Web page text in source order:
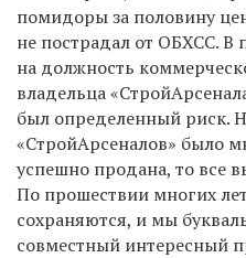
помидоры за половину
не пострадал от ОБХСС. В
на должность
владельца
был определенный риск.
«СтройАрсеналов» было
успешно продана, то все
По прошествии многих
сохраняются, и мы
совместный интересный